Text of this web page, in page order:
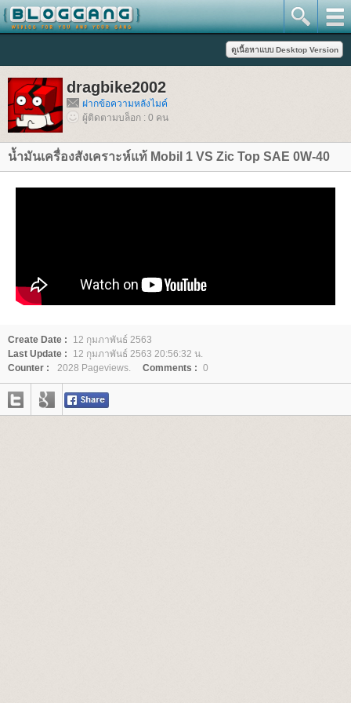
dragbike2002
ฝากข้อความหลังไมค์
ผู้ติดตามบล็อก : 0 คน
น้ำมันเครื่องสังเคราะห์แท้ Mobil 1 VS Zic Top SAE 0W-40
Create Date :
12 กุมภาพันธ์ 2563
Last Update :
12 กุมภาพันธ์ 2563 20:56:32 น.
Counter :
2028 Pageviews. Comments : 0